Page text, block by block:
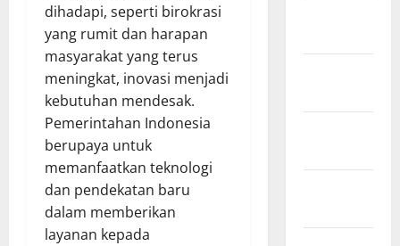
dihadapi, seperti birokrasi
yang rumit dan harapan
masyarakat yang terus
meningkat, inovasi menjadi
kebutuhan mendesak.
Pemerintahan Indonesia
berupaya untuk
memanfaatkan teknologi
dan pendekatan baru
dalam memberikan
layanan kepada